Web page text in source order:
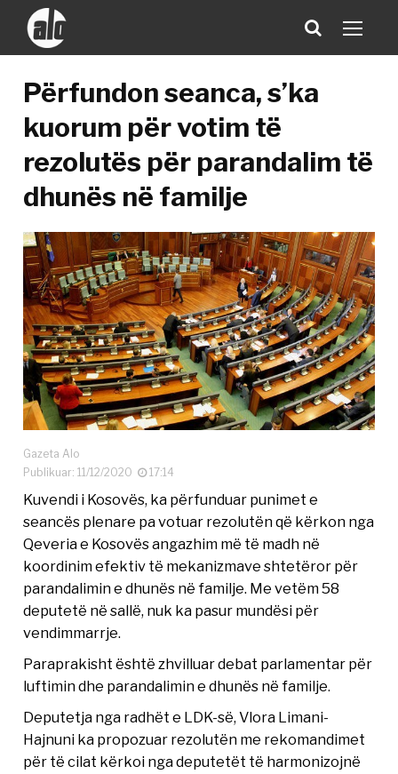
Përfundon seanca, s’ka
kuorum për votim të
rezolutës për parandalim të
dhunës në familje
Gazeta Alo
Publikuar: 11/12/2020
17:14
Kuvendi i Kosovës, ka përfunduar punimet e
seancës plenare pa votuar rezolutën që kërkon nga
Qeveria e Kosovës angazhim më të madh në
koordinim efektiv të mekanizmave shtetëror për
parandalimin e dhunës në familje. Me vetëm 58
deputetë në sallë, nuk ka pasur mundësi për
vendimmarrje.
Paraprakisht është zhvilluar debat parlamentar për
luftimin dhe parandalimin e dhunës në familje.
Deputetja nga radhët e LDK-së, Vlora Limani-
Hajnuni ka propozuar rezolutën me rekomandimet
për të cilat kërkoi nga deputetët të harmonizojnë